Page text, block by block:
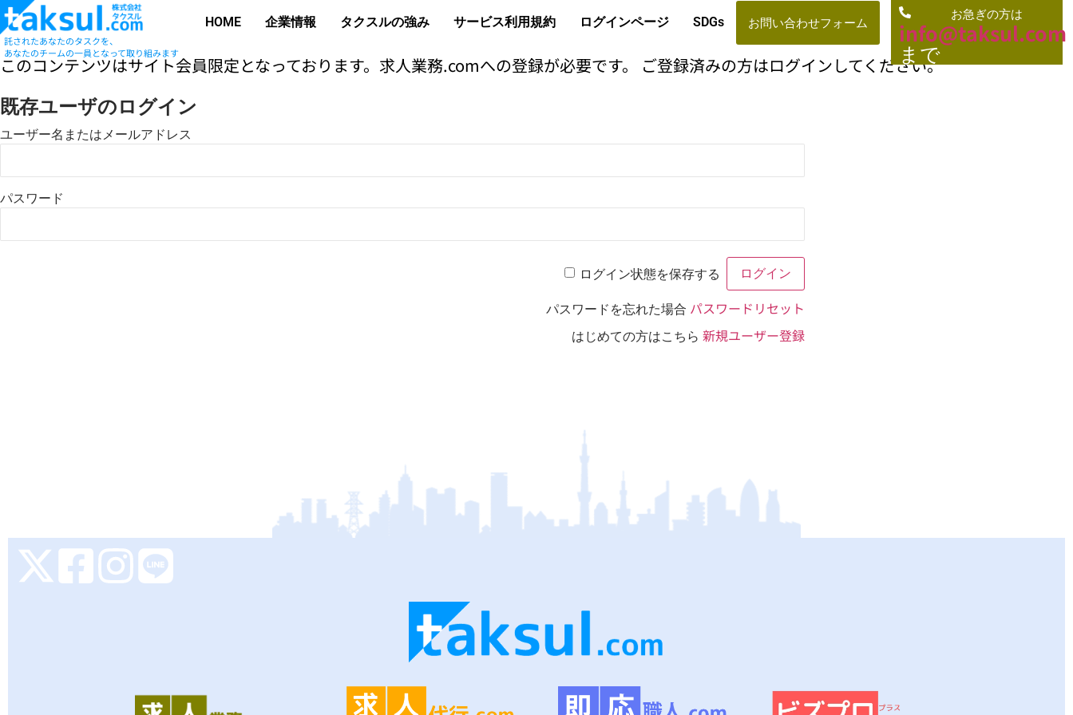
託されたあなたのタスクを、
あなたのチームの一員となって取り組みます
HOME 企業情報 タクスルの強み サービス利用規約 ログインページ SDGs お問い合わせフォーム お急ぎの方は
info@taksul.com
まで
このコンテンツはサイト会員限定となっております。求人業務.comへの登録が必要です。 ご登録済みの方はログインしてください。
既存ユーザのログイン
ユーザー名またはメールアドレス
パスワード
ログイン状態を保存する
パスワードを忘れた場合 パスワードリセット
はじめての方はこちら 新規ユーザー登録